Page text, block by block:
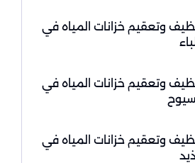
وتعقيم خزانات المياه في
وتعقيم خزانات المياه في
وتعقيم خزانات المياه في